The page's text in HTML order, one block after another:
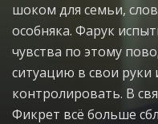
шоком для семьи,
особняка. Фарук
чувства по этому
ситуацию в свои руки
контролировать. В
Фикрет всё больше